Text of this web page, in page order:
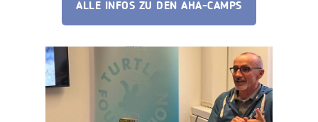
ALLE INFOS ZU DEN AHA-CAMPS